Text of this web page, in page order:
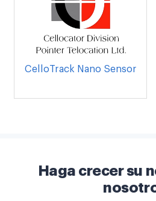
CelloTrack Nano Sensor
Haga crecer su